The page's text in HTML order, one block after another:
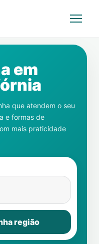
em
que atendem o seu
e formas de
mais praticidade
região